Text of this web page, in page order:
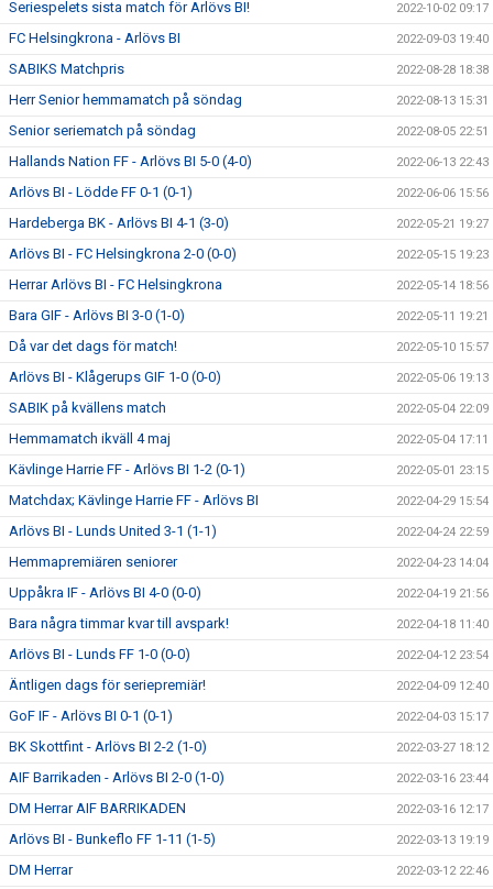
Seriespelets sista match för Arlövs BI! 2022-10-02 09:17
FC Helsingkrona - Arlövs BI 2022-09-03 19:40
SABIKS Matchpris 2022-08-28 18:38
Herr Senior hemmamatch på söndag 2022-08-13 15:31
Senior seriematch på söndag 2022-08-05 22:51
Hallands Nation FF - Arlövs BI 5-0 (4-0) 2022-06-13 22:43
Arlövs BI - Lödde FF 0-1 (0-1) 2022-06-06 15:56
Hardeberga BK - Arlövs BI 4-1 (3-0) 2022-05-21 19:27
Arlövs BI - FC Helsingkrona 2-0 (0-0) 2022-05-15 19:23
Herrar Arlövs BI - FC Helsingkrona 2022-05-14 18:56
Bara GIF - Arlövs BI 3-0 (1-0) 2022-05-11 19:21
Då var det dags för match! 2022-05-10 15:57
Arlövs BI - Klågerups GIF 1-0 (0-0) 2022-05-06 19:13
SABIK på kvällens match 2022-05-04 22:09
Hemmamatch ikväll 4 maj 2022-05-04 17:11
Kävlinge Harrie FF - Arlövs BI 1-2 (0-1) 2022-05-01 23:15
Matchdax; Kävlinge Harrie FF - Arlövs BI 2022-04-29 15:54
Arlövs BI - Lunds United 3-1 (1-1) 2022-04-24 22:59
Hemmapremiären seniorer 2022-04-23 14:04
Uppåkra IF - Arlövs BI 4-0 (0-0) 2022-04-19 21:56
Bara några timmar kvar till avspark! 2022-04-18 11:40
Arlövs BI - Lunds FF 1-0 (0-0) 2022-04-12 23:54
Äntligen dags för seriepremiär! 2022-04-09 12:40
GoF IF - Arlövs BI 0-1 (0-1) 2022-04-03 15:17
BK Skottfint - Arlövs BI 2-2 (1-0) 2022-03-27 18:12
AIF Barrikaden - Arlövs BI 2-0 (1-0) 2022-03-16 23:44
DM Herrar AIF BARRIKADEN 2022-03-16 12:17
Arlövs BI - Bunkeflo FF 1-11 (1-5) 2022-03-13 19:19
DM Herrar 2022-03-12 22:46